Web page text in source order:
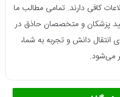
کافی دارند. تمامی مطالب ما
پزشکان و متخصصان حاذق در
انتقال دانش و تجربه به شما،
می‌شود.